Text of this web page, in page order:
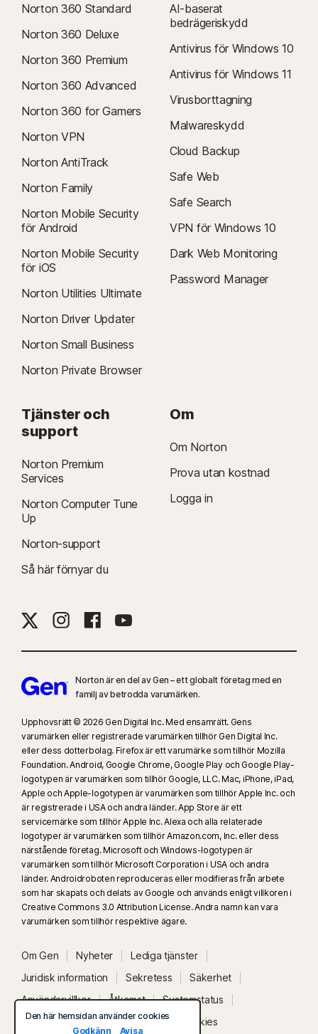
Norton 360 Standard
Norton 360 Deluxe
Norton 360 Premium
Norton 360 Advanced
Norton 360 for Gamers
Norton VPN
Norton AntiTrack
Norton Family
Norton Mobile Security
för Android
Norton Mobile Security
för iOS
Norton Utilities Ultimate
Norton Driver Updater
Norton Small Business
Norton Private Browser
AI-baserat
bedrägeriskydd
Antivirus för Windows 10
Antivirus för Windows 11
Virusborttagning
Malwareskydd
Cloud Backup
Safe Web
Safe Search
VPN för Windows 10
Dark Web Monitoring
Password Manager
Tjänster och
support
Norton Premium
Services
Norton Computer Tune
Up
Norton-support
Så här förnyar du
Om
Om Norton
Prova utan kostnad
Logga in
Norton är en del av Gen – ett globalt företag med en
familj av betrodda varumärken.
Upphovsrätt © 2026 Gen Digital Inc. Med ensamrätt. Gens
varumärken eller registrerade varumärken tillhör Gen Digital Inc.
eller dess dotterbolag. Firefox är ett varumärke som tillhör Mozilla
Foundation. Android, Google Chrome, Google Play och Google Play-
logotypen är varumärken som tillhör Google, LLC. Mac, iPhone, iPad,
Apple och Apple-logotypen är varumärken som tillhör Apple Inc. och
är registrerade i USA och andra länder. App Store är ett
servicemärke som tillhör Apple Inc. Alexa och alla relaterade
logotyper är varumärken som tillhör Amazon.com, Inc. eller dess
närstående företag. Microsoft och Windows-logotypen är
varumärken som tillhör Microsoft Corporation i USA och andra
länder. Androidroboten reproduceras eller modifieras från arbete
som har skapats och delats av Google och används enligt villkoren i
Creative Commons 3.0 Attribution License. Andra namn kan vara
varumärken som tillhör respektive ägare.
Om Gen Nyheter
Lediga tjänster
Juridisk information
Sekretess
Säkerhet
Användarvillkor
Åtkomst
Systemstatus
Frånträd avtalet
Inställningar för cookies
Den här hemsidan använder cookies
Godkänn
Avisa